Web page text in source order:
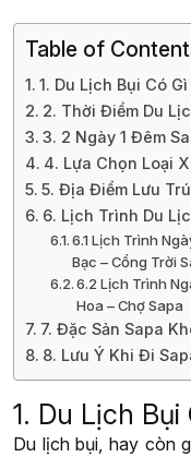
Table of
1. Du Lịch Bụi Có
2. Thời Điểm Du
3. 2 Ngày 1 Đêm
4. Lựa Chọn Loại
5. Địa Điểm Lưu
6. Lịch Trình Du
6.1 Lịch Trình
Bạc – Cổng Trời
6.2 Lịch Trình
Hoa – Chợ Sapa
7. Đặc Sản Sapa
8. Lưu Ý Khi Đi
1. Du Lịch Bụi
Du lịch bụi, hay còn